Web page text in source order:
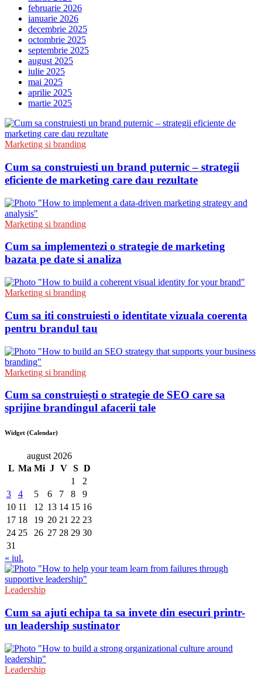
februarie 2026
ianuarie 2026
decembrie 2025
octombrie 2025
septembrie 2025
august 2025
iulie 2025
mai 2025
aprilie 2025
martie 2025
Marketing si branding
Cum sa construiesti un brand puternic – strategii
eficiente de marketing care dau rezultate
Marketing si branding
Cum sa implementezi o strategie de marketing
bazata pe date si analiza
Marketing si branding
Cum sa iti construiesti o identitate vizuala coerenta
pentru brandul tau
Marketing si branding
Cum sa construiești o strategie de SEO care sa
sprijine brandingul afacerii tale
Widget (Calendar)
august 2026
L Ma Mi J V S D
1
2
3
4 5 6 7 8
9
10 11 12 13 14 15 16
17 18 19 20 21 22 23
24 25 26 27 28 29 30
31
« iul.
Leadership
Cum sa ajuti echipa ta sa invete din esecuri printr-
un leadership sustinator
Leadership